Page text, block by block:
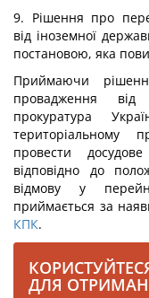
9. Рішення про
від іноземної
постановою, яка
Приймаючи
провадження від
прокуратура
територіальному
провести
відповідно до
відмову у
приймається за
КПК.
ДЛЯ